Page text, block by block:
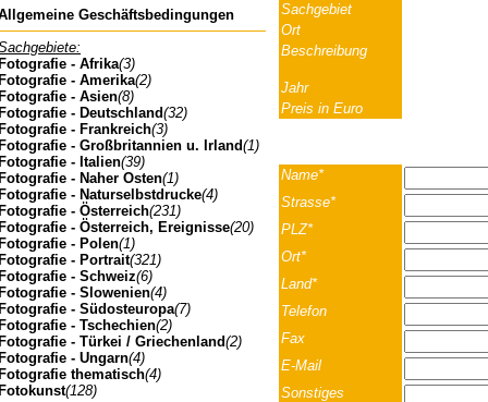
Geschäftsbedingungen
- Afrika(3)
- Amerika(2)
- Asien(8)
- Deutschland(32)
- Frankreich(3)
- Großbritannien u. Irland(1)
- Italien(39)
- Naher Osten(1)
- Naturselbstdrucke(4)
- Österreich(231)
- Österreich, Ereignisse(20)
- Polen(1)
- Portrait(321)
- Schweiz(6)
- Slowenien(4)
- Südosteuropa(7)
- Tschechien(2)
- Türkei / Griechenland(2)
- Ungarn(4)
thematisch(4)
(128)
Sachgebiet
Ort
Beschreibung
Jahr
Preis in Euro
Name*
Strasse*
PLZ*
Ort*
Land*
Telefon
Fax
E-Mail
Sonstiges